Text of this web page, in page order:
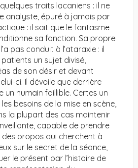
traits lacaniens : il ne
analyste, épuré à jamais par
: il sait que le fantasme
sa fonction. Sa propre
pas conduit à l’ataraxie : il
un sujet divisé,
de son désir et devant
ci. Il dévoile que derrière
un humain faillible. Certes un
besoins de la mise en scène,
la plupart des cas maintenir
capable de prendre
des propos qui cherchent à
sur le secret de la séance,
le présent par l’histoire de